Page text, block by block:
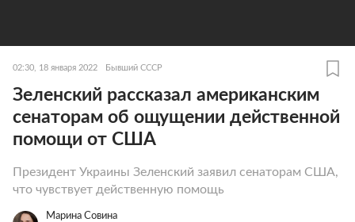
02:30, 18 января 2022 Бывший СССР
Зеленский рассказал американским
сенаторам об ощущении действенной
помощи от США
Президент Украины Зеленский заявил сенаторам США,
что чувствует действенную помощь
Марина Совина